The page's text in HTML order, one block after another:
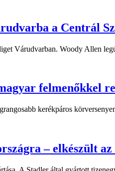
a Centrál
Várudvarban. Woody Allen
felmenőkkel
kerékpáros
– elkészült